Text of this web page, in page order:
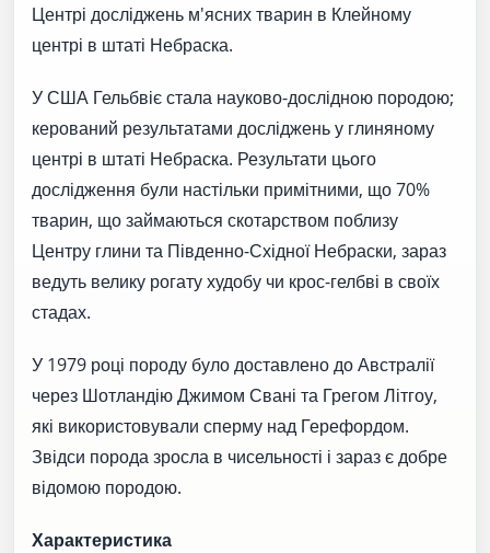
Центрі досліджень м'ясних тварин в Клейному
центрі в штаті Небраска.
У США Гельбвіє стала науково-дослідною породою;
керований результатами досліджень у глиняному
центрі в штаті Небраска. Результати цього
дослідження були настільки примітними, що 70%
тварин, що займаються скотарством поблизу
Центру глини та Південно-Східної Небраски, зараз
ведуть велику рогату худобу чи крос-гелбві в своїх
стадах.
У 1979 році породу було доставлено до Австралії
через Шотландію Джимом Свані та Грегом Літгоу,
які використовували сперму над Герефордом.
Звідси порода зросла в чисельності і зараз є добре
відомою породою.
Характеристика